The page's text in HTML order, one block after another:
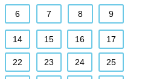
6 7 8 9
14 15 16 17
22 23 24 25